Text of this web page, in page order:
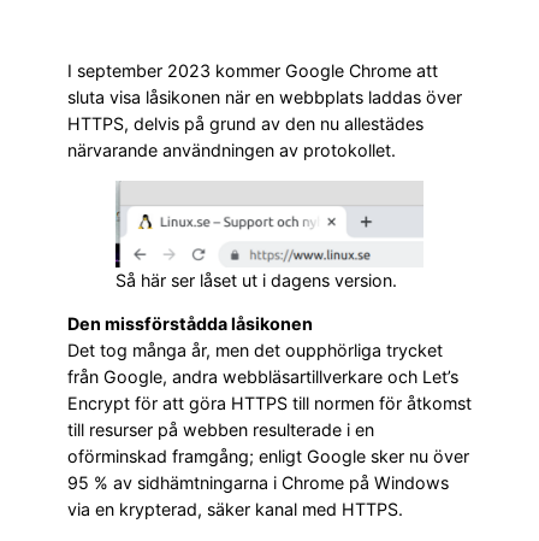
I september 2023 kommer Google Chrome att
sluta visa låsikonen när en webbplats laddas över
HTTPS, delvis på grund av den nu allestädes
närvarande användningen av protokollet.
Så här ser låset ut i dagens version.
Den missförstådda låsikonen
Det tog många år, men det oupphörliga trycket
från Google, andra webbläsartillverkare och Let’s
Encrypt för att göra HTTPS till normen för åtkomst
till resurser på webben resulterade i en
oförminskad framgång; enligt Google sker nu över
95 % av sidhämtningarna i Chrome på Windows
via en krypterad, säker kanal med HTTPS.